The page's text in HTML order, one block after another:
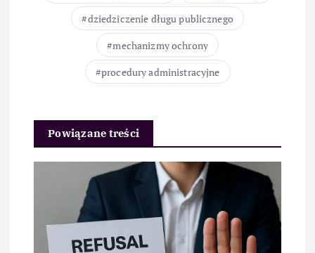
dziedziczenie długu publicznego
mechanizmy ochrony
procedury administracyjne
Powiązane treści